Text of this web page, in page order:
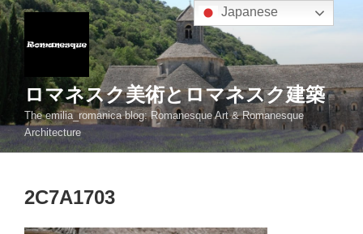
コ
ン
ス
キ
ロマネスク美術とロマネスク建築
The emilia_romanica blog: Romanesque Art & Romanesque
Architecture
2C7A1703
Japanese